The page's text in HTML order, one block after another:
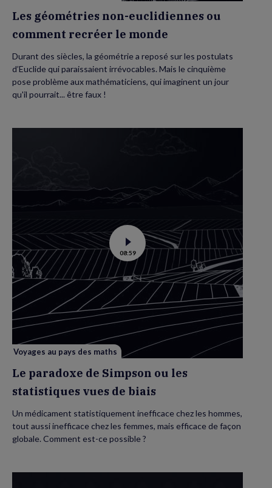
Les géométries non-euclidiennes ou
comment recréer le monde
Durant des siècles, la géométrie a reposé sur les postulats
d’Euclide qui paraissaient irrévocables. Mais le cinquième
pose problème aux mathématiciens, qui imaginent un jour
qu'il pourrait... être faux !
Voir
la
vidéo
de
Le
paradoxe
de
Simpson
ou
les
statistiques
vues
biais
08:59
Voyages au pays des maths
Le paradoxe de Simpson ou les
statistiques vues de biais
Un médicament statistiquement inefficace chez les hommes,
tout aussi inefficace chez les femmes, mais efficace de façon
globale. Comment est-ce possible ?